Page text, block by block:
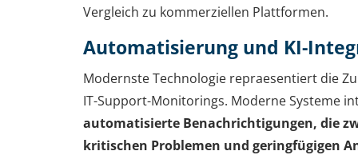
Vergleich zu kommerziellen Plattformen.
Automatisierung und KI-
Modernste Technologie repraesentiert die
IT-Support-Monitorings. Moderne Systeme
automatisierte Benachrichtigungen, die
kritischen Problemen und geringfügigen